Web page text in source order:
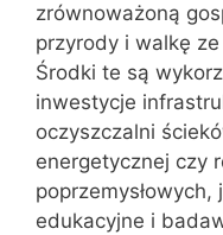
zrównoważoną
przyrody i walkę
Środki te są
inwestycje
oczyszczalni
energetycznej czy
edukacyjne i